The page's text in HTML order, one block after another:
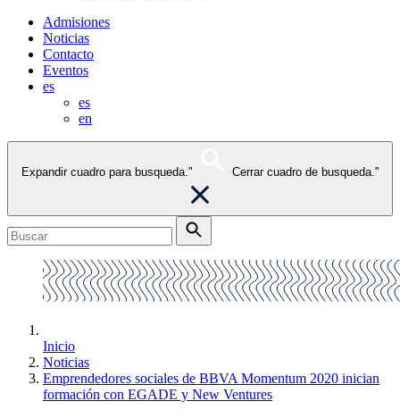
Admisiones
Noticias
Contacto
Eventos
es
es
en
Expandir cuadro para busqueda." Cerrar cuadro de busqueda."
Inicio
Noticias
Emprendedores sociales de BBVA Momentum 2020 inician
formación con EGADE y New Ventures